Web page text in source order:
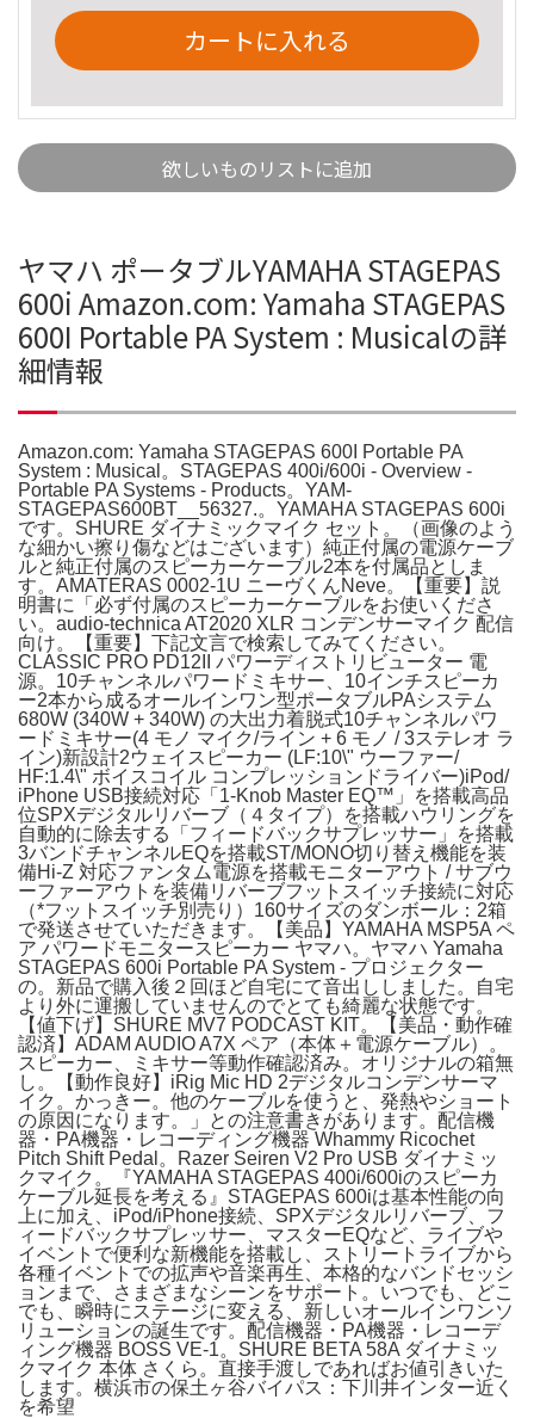
カートに入れる
欲しいものリストに追加
ヤマハ ポータブルYAMAHA STAGEPAS
600i Amazon.com: Yamaha STAGEPAS
600I Portable PA System : Musicalの詳
細情報
Amazon.com: Yamaha STAGEPAS 600I Portable PA
System : Musical。STAGEPAS 400i/600i - Overview -
Portable PA Systems - Products。YAM-
STAGEPAS600BT__56327.。YAMAHA STAGEPAS 600i
です。SHURE ダイナミックマイク セット。（画像のよう
な細かい擦り傷などはございます）純正付属の電源ケーブ
ルと純正付属のスピーカーケーブル2本を付属品としま
す。AMATERAS 0002-1U ニーヴくんNeve。【重要】説
明書に「必ず付属のスピーカーケーブルをお使いくださ
い。audio-technica AT2020 XLR コンデンサーマイク 配信
向け。【重要】下記文言で検索してみてください。
CLASSIC PRO PD12II パワーディストリビューター 電
源。10チャンネルパワードミキサー、10インチスピーカ
ー2本から成るオールインワン型ポータブルPAシステム
680W (340W + 340W) の大出力着脱式10チャンネルパワ
ードミキサー(4 モノ マイク/ライン + 6 モノ / 3ステレオ ラ
イン)新設計2ウェイスピーカー (LF:10\" ウーファー/
HF:1.4\" ボイスコイル コンプレッションドライバー)iPod/
iPhone USB接続対応「1-Knob Master EQ™」を搭載高品
位SPXデジタルリバーブ（４タイプ）を搭載ハウリングを
自動的に除去する「フィードバックサプレッサー」を搭載
3バンドチャンネルEQを搭載ST/MONO切り替え機能を装
備Hi-Z 対応ファンタム電源を搭載モニターアウト / サブウ
ーファーアウトを装備リバーブフットスイッチ接続に対応
（*フットスイッチ別売り）160サイズのダンボール：2箱
で発送させていただきます。【美品】YAMAHA MSP5A ペ
ア パワードモニタースピーカー ヤマハ。ヤマハ Yamaha
STAGEPAS 600i Portable PA System - プロジェクター
の。新品で購入後２回ほど自宅にて音出ししました。自宅
より外に運搬していませんのでとても綺麗な状態です。
【値下げ】SHURE MV7 PODCAST KIT。【美品・動作確
認済】ADAM AUDIO A7X ペア（本体＋電源ケーブル）。
スピーカー、ミキサー等動作確認済み。オリジナルの箱無
し。【動作良好】iRig Mic HD 2デジタルコンデンサーマ
イク。かっきー。他のケーブルを使うと、発熱やショート
の原因になります。」との注意書きがあります。配信機
器・PA機器・レコーディング機器 Whammy Ricochet
Pitch Shift Pedal。Razer Seiren V2 Pro USB ダイナミッ
クマイク。『YAMAHA STAGEPAS 400i/600iのスピーカ
ケーブル延長を考える』STAGEPAS 600iは基本性能の向
上に加え、iPod/iPhone接続、SPXデジタルリバーブ、フ
ィードバックサプレッサー、マスターEQなど、ライブや
イベントで便利な新機能を搭載し、ストリートライブから
各種イベントでの拡声や音楽再生、本格的なバンドセッシ
ョンまで、さまざまなシーンをサポート。いつでも、どこ
でも、瞬時にステージに変える、新しいオールインワンソ
リューションの誕生です。配信機器・PA機器・レコーデ
ィング機器 BOSS VE-1。SHURE BETA 58A ダイナミッ
クマイク 本体 さくら。直接手渡しであればお値引きいた
します。横浜市の保土ヶ谷バイパス：下川井インター近く
を希望